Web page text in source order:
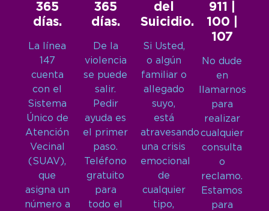
365
días.
La línea
147
cuenta
con el
Sistema
Único de
Atención
Vecinal
(SUAV),
que
asigna un
número a
365
días.
De la
violencia
se puede
salir.
Pedir
ayuda es
el primer
paso.
Teléfono
gratuito
para
todo el
del
Suicidio.
Si Usted,
o algún
familiar o
allegado
suyo,
está
atravesando
una crisis
emocional
de
cualquier
tipo,
911 |
100 |
107
No dude
en
llamarnos
para
realizar
cualquier
consulta
o
reclamo.
Estamos
para